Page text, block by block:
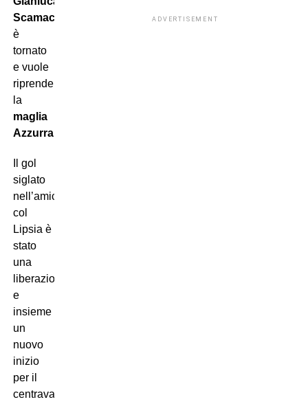
Scamacca
è
tornato
e vuole
riprendersi
la
maglia
Azzurra!
Il gol
siglato
nell’amichevole
col
Lipsia è
stato
una
liberazione
e
insieme
un
nuovo
inizio
per il
centravanti
ADVERTISEMENT